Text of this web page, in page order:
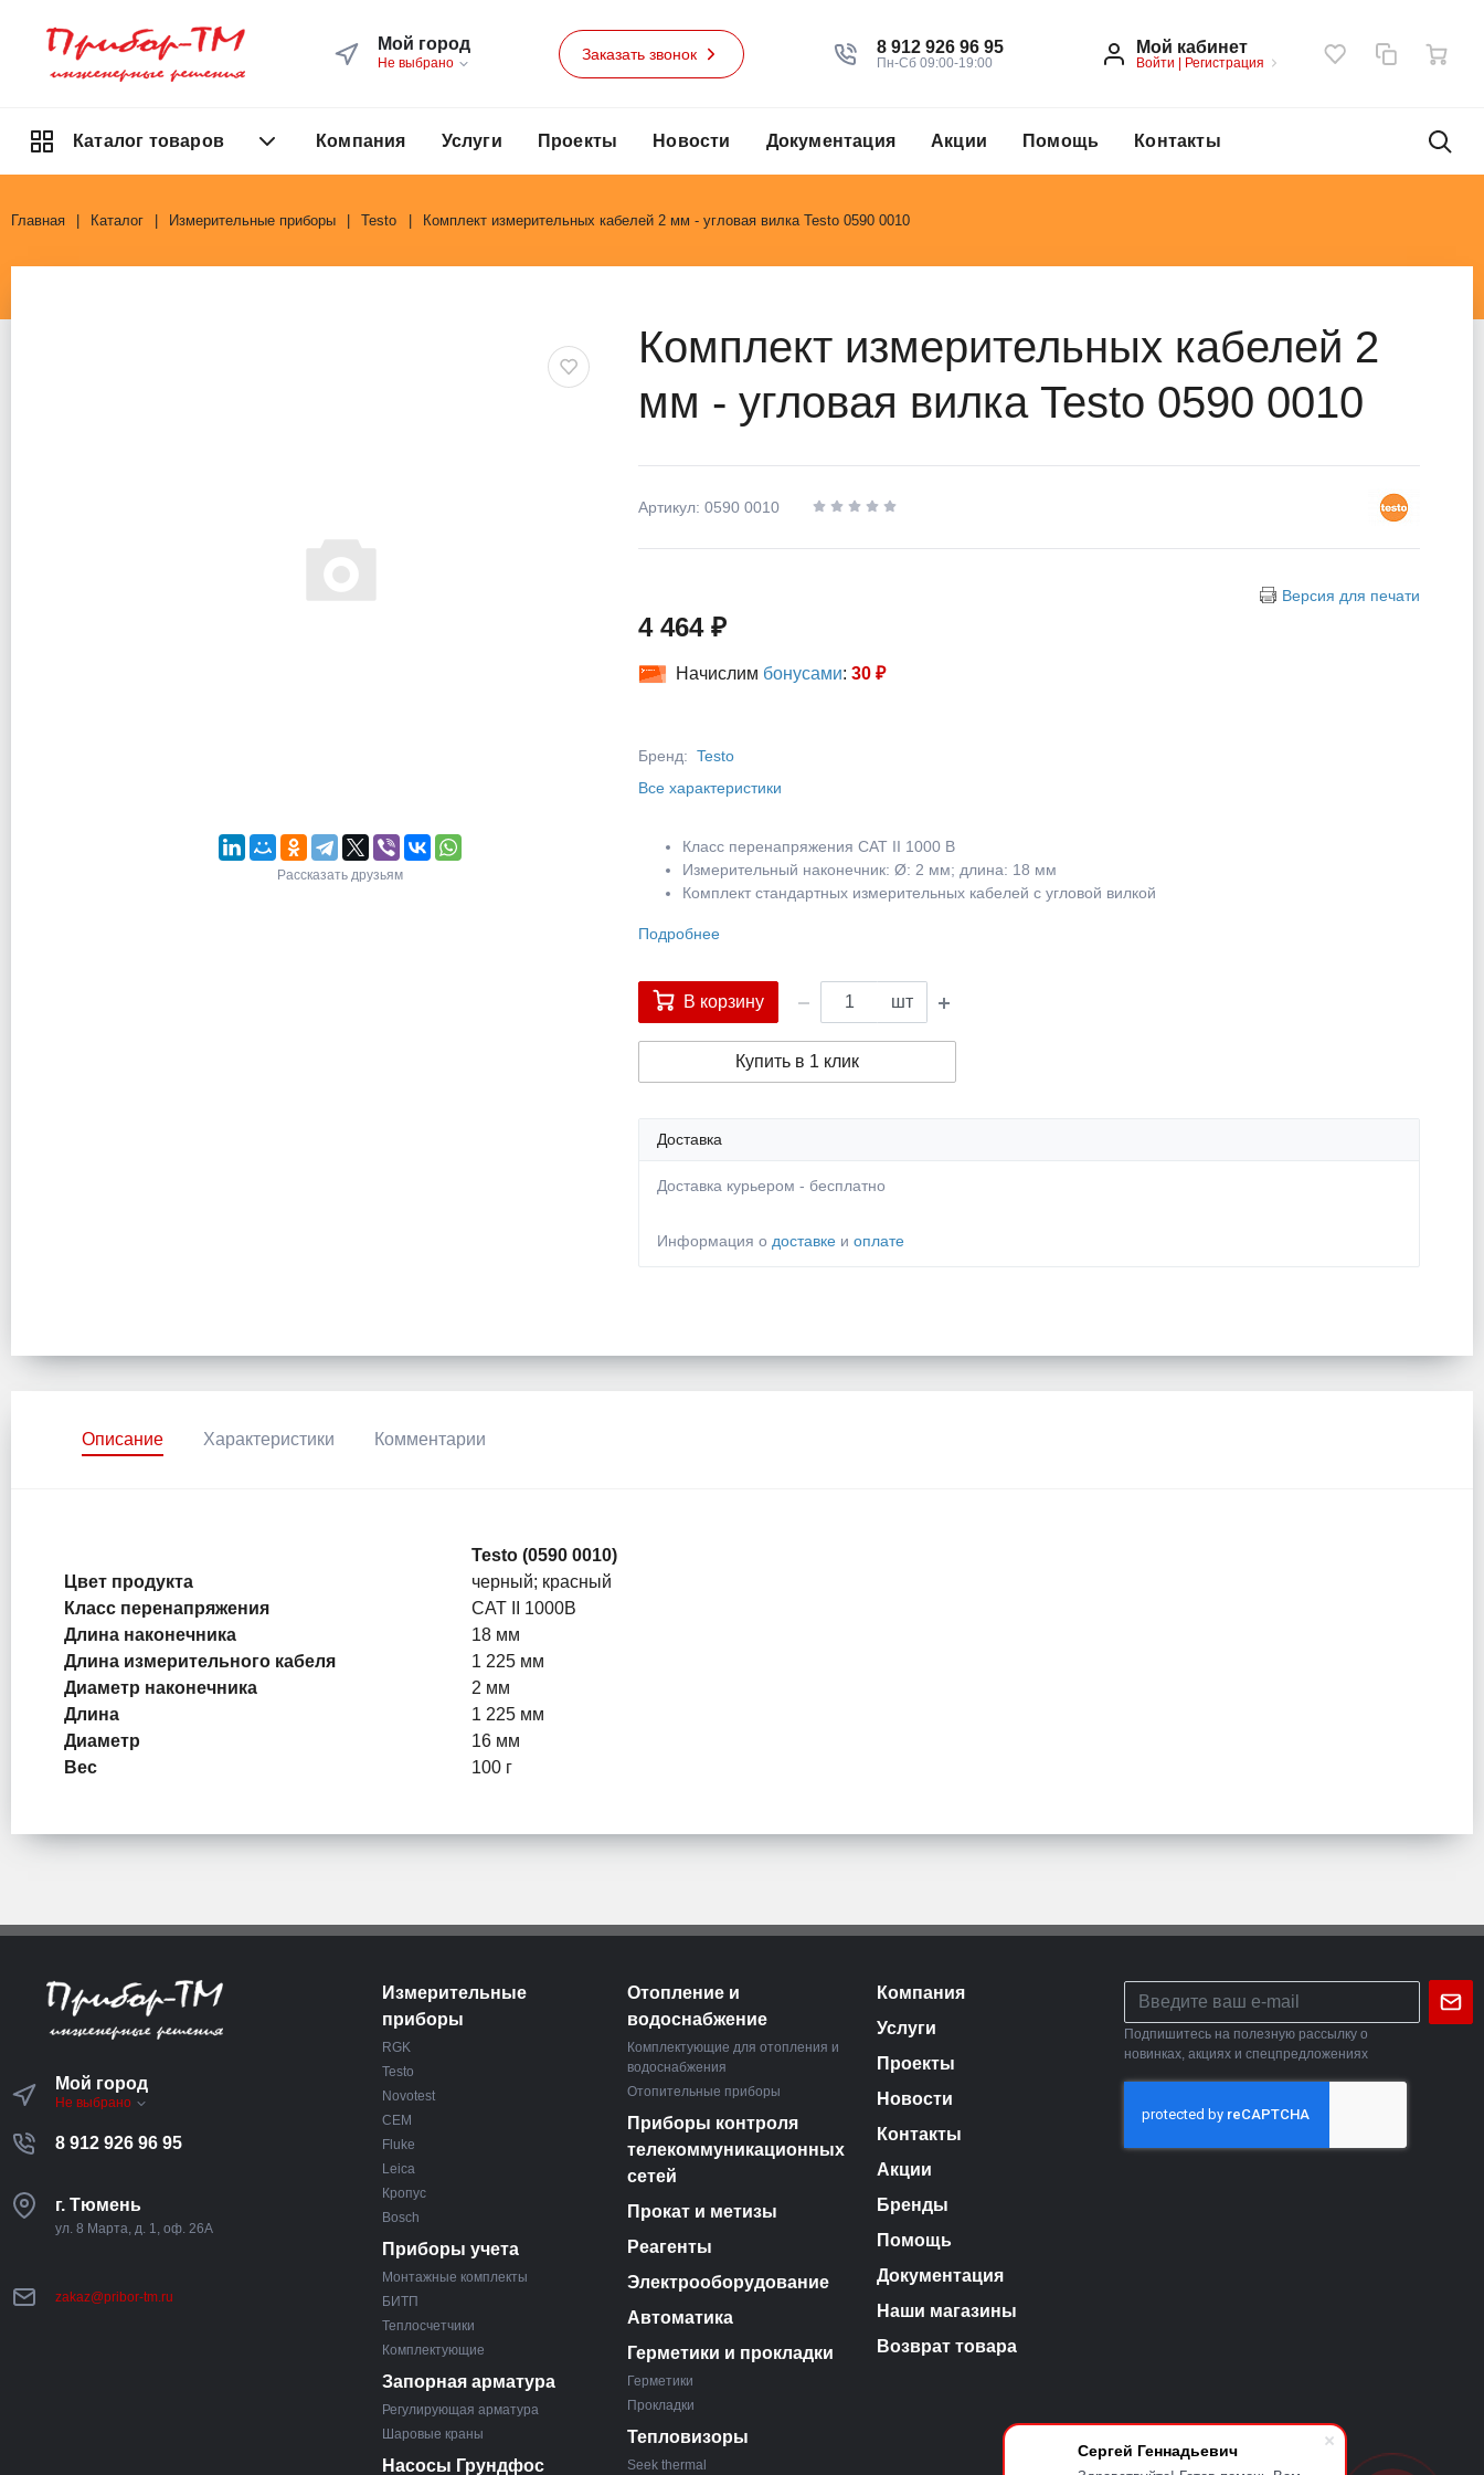
Сергей Геннадьевич
Мой город
Не выбрано
Заказать звонок 8 912 926 96 95
Пн-Сб 09:00-19:00
Мой кабинет
Войти | Регистрация
Каталог товаров Компания Услуги Проекты Новости Документация Акции Помощь Контакты
Главная Каталог Измерительные приборы Testo Комплект измерительных кабелей 2 мм - угловая вилка Testo 0590 0010
Рассказать друзьям
Комплект измерительных кабелей 2
мм - угловая вилка Testo 0590 0010
Артикул: 0590 0010
Версия для печати
4 464 ₽
Начислим бонусами: 30 ₽
Бренд: Testo
Все характеристики
Класс перенапряжения CAT II 1000 В
Измерительный наконечник: Ø: 2 мм; длина: 18 мм
Комплект стандартных измерительных кабелей с угловой вилкой
Подробнее
В корзину шт
Купить в 1 клик
Доставка
Доставка курьером - бесплатно
Информация о доставке и оплате
Описание Характеристики Комментарии
Testo (0590 0010)
Цвет продукта
черный; красный
Класс перенапряжения
CAT II 1000В
Длина наконечника
18 мм
Длина измерительного кабеля
1 225 мм
Диаметр наконечника
2 мм
Длина
1 225 мм
Диаметр
16 мм
Вес
100 г
Мой город
Не выбрано
8 912 926 96 95
г. Тюмень
ул. 8 Марта, д. 1, оф. 26А
zakaz@pribor-tm.ru
Измерительные
приборы
RGK
Testo
Novotest
CEM
Fluke
Leica
Кропус
Bosch
Приборы учета
Монтажные комплекты
БИТП
Теплосчетчики
Комплектующие
Запорная арматура
Регулирующая арматура
Шаровые краны
Насосы Грундфос
Отопление и
водоснабжение
Комплектующие для отопления и
водоснабжения
Отопительные приборы
Приборы контроля
телекоммуникационных
сетей
Прокат и метизы
Реагенты
Электрооборудование
Автоматика
Герметики и прокладки
Герметики
Прокладки
Тепловизоры
Seek thermal
Компания
Услуги
Проекты
Новости
Контакты
Акции
Бренды
Помощь
Документация
Наши магазины
Возврат товара
Подпишитесь на полезную рассылку о
новинках, акциях и спецпредложениях